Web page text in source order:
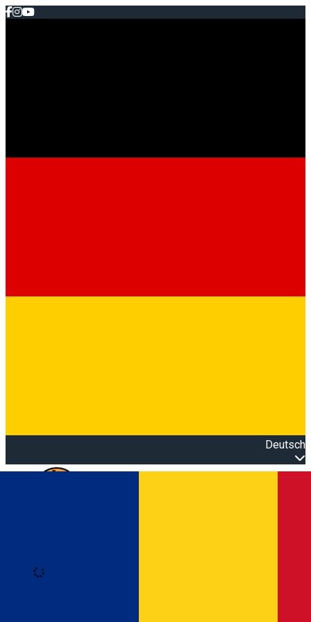
Deutsch